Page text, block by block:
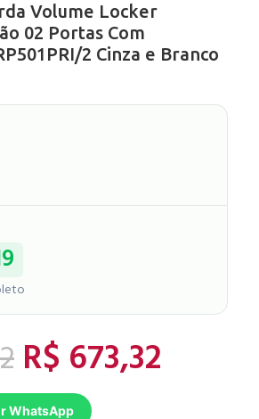
Volume Locker
02 Portas Com
2 Cinza e Branco
R$ 673,32
WhatsApp